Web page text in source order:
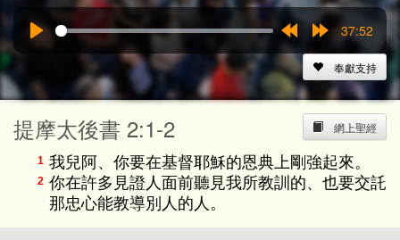
Play
Rewind
15s
15s
37:52
奉獻支持
網上聖經
提摩太後書 2:1-2
1 我兒阿、你要在基督耶穌的恩典上剛強起來。
2 你在許多見證人面前聽見我所教訓的、也要交託
那忠心能教導別人的人。